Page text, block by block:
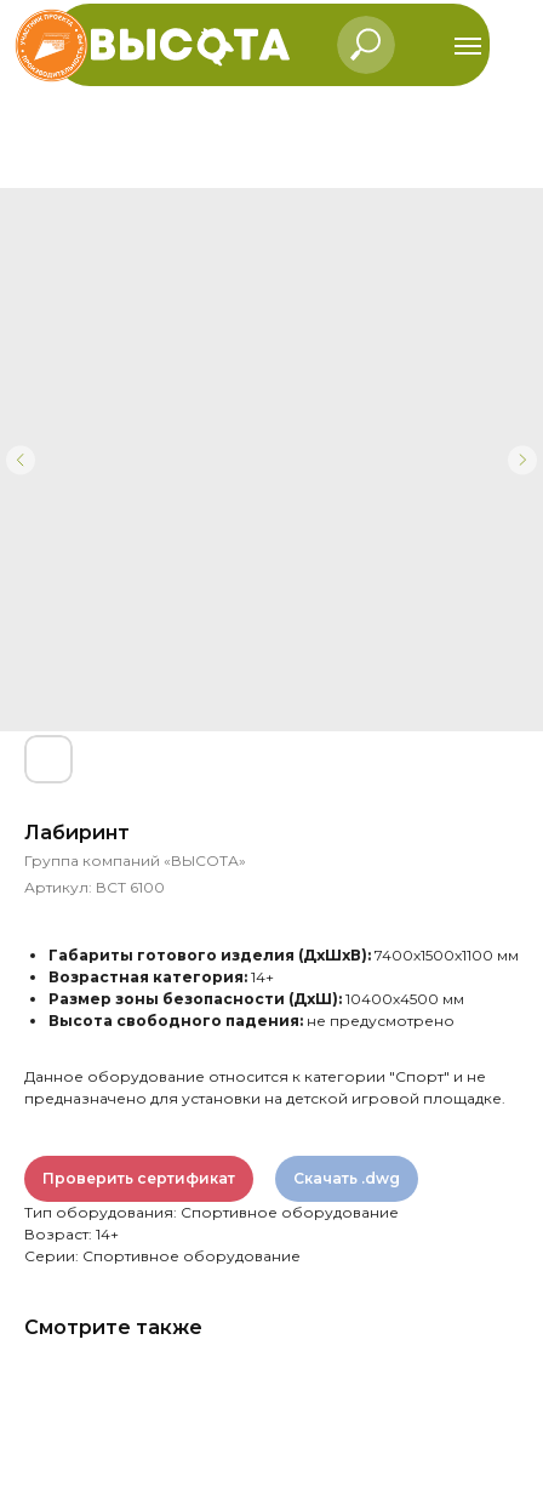
Лабиринт
Группа компаний «ВЫСОТА»
Артикул: ВСТ 6100
Габариты готового изделия (ДхШхВ): 7400х1500х1100 мм
Возрастная категория: 14+
Размер зоны безопасности (ДхШ): 10400х4500 мм
Высота свободного падения: не предусмотрено
Данное оборудование относится к категории "Спорт" и не
предназначено для установки на детской игровой площадке.
Проверить сертификат
Скачать .dwg
Тип оборудования: Спортивное оборудование
Возраст: 14+
Серии: Спортивное оборудование
Смотрите также